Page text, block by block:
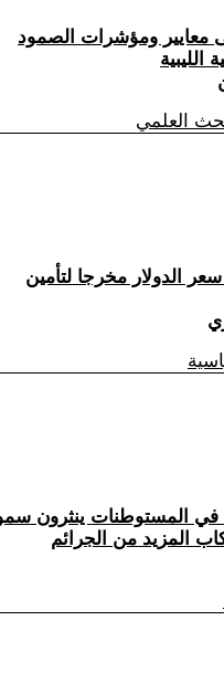
معايير ومؤشرات الصمود
الليبية
العلمي
الدولار مخرجا لتأمين
في المستوطنات ينثرون
المزيد من الجرائم